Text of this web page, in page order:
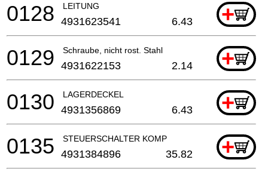
LEITUNG +
0128 4931623541 6.43
Schraube, nicht rost. Stahl +
0129 4931622153 2.14
LAGERDECKEL +
0130 4931356869 6.43
STEUERSCHALTER KOMP +
0135 4931384896 35.82